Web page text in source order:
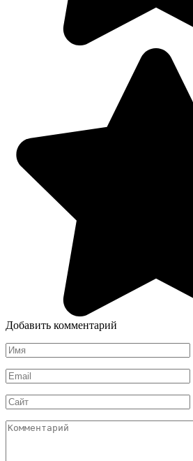
Добавить комментарий
Имя
*
Email
*
Сайт
Комментарий